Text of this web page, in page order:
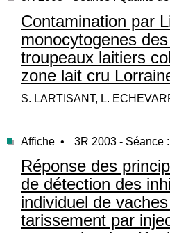
Contamination par
monocytogenes
troupeaux laitiers
zone lait cru
S. LARTISANT, L.
Affiche • 3R 2003 - Séance
Réponse des
de détection des
individuel de
tarissement par